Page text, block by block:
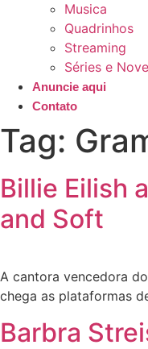
Musica
Quadrinhos
Streaming
Séries e
Anuncie aqui
Contato
Tag:
Billie Eilish
and Soft
A cantora vencedora
chega as plataformas
Barbra